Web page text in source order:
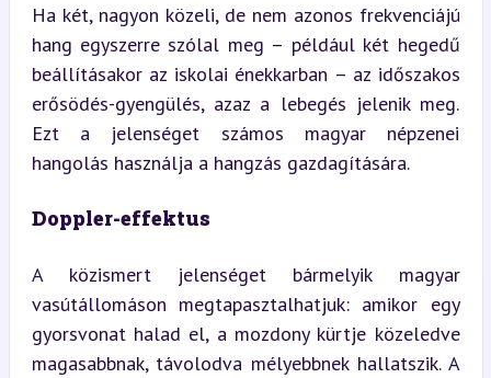
Ha két, nagyon közeli, de nem azonos frekvenciájú
hang egyszerre szólal meg – például két hegedű
beállításakor az iskolai énekkarban – az időszakos
erősödés-gyengülés, azaz a lebegés jelenik meg.
Ezt a jelenséget számos magyar népzenei
hangolás használja a hangzás gazdagítására.
Doppler-effektus
A közismert jelenséget bármelyik magyar
vasútállomáson megtapasztalhatjuk: amikor egy
gyorsvonat halad el, a mozdony kürtje közeledve
magasabbnak, távolodva mélyebbnek hallatszik. A